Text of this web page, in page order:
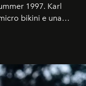
1997. Karl
bikini e una
Trent'anni dopo,
che abbiamo.